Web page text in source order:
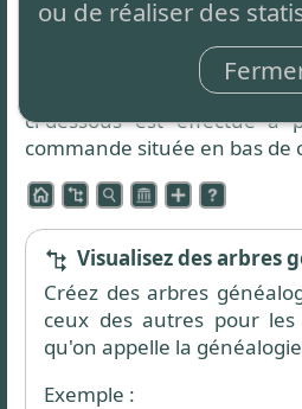
ou de réaliser des
par tous et à compléter par
Zone de commande
L'accès aux différentes
ci-dessous est effectué à
commande située en bas de
Visualisez des arbres
Créez des arbres
ceux des autres pour les
qu'on appelle la
Exemple :